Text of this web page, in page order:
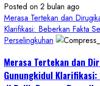
Posted on 2 bulan ago
Merasa Tertekan dan
Klarifikasi: Beberkan Fakta
Perselingkuhan
Merasa Tertekan dan
Gunungkidul Klarifikasi: